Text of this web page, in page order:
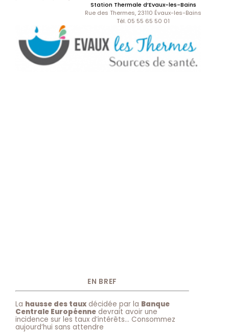
Station Thermale d’Evaux-les-Bains
Rue des Thermes, 23110 Évaux-les-Bains
Tél. 05 55 65 50 01
EN BREF
La hausse des taux décidée par la Banque
Centrale Européenne devrait avoir une
incidence sur les taux d’intérêts… Consommez
aujourd’hui sans attendre